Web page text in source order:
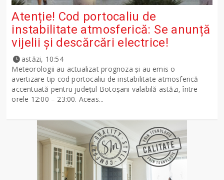
Atenție! Cod portocaliu de
instabilitate atmosferică: Se anunță
vijelii și descărcări electrice!
astăzi, 10:54
Meteorologii au actualizat prognoza și au emis o
avertizare tip cod portocaliu de instabilitate atmosferică
accentuată pentru județul Botoșani valabilă astăzi, între
orele 12:00 – 23:00. Aceas...